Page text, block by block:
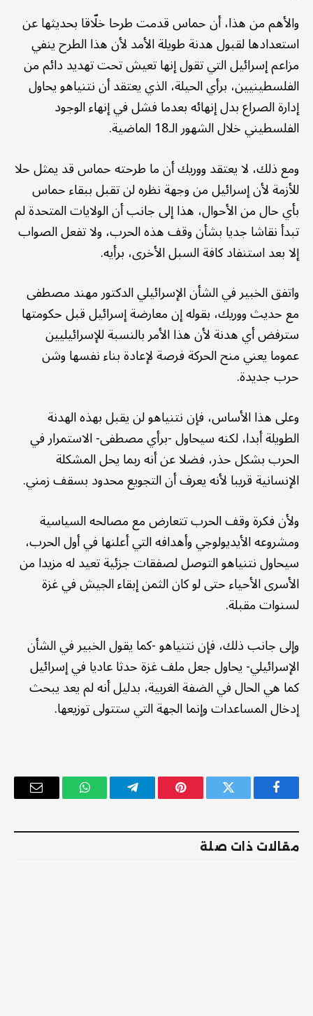
والأهم من هذا، أن حماس قدمت طرحا خلّاقا بحديثها عن
استعدادها لقبول هدنة طويلة الأمد لأن هذا الطرح ينفي
مزاعم إسرائيل التي تقول إنها تعيش تحت تهديد دائم من
الفلسطينيين، برأي الحيلة، الذي يعتقد أن نتنياهو يحاول
إدارة الصراع بدل إنهائه بعدما فشل في إنهاء الوجود
الفلسطيني خلال الشهور الـ18 الماضية.
ومع ذلك، لا يعتقد ووريك أن ما طرحته حماس قد يمثل حلا
للأزمة لأن إسرائيل من وجهة نظره لن تقبل ببقاء حماس
بأي حال من الأحوال، هذا إلى جانب أن الولايات المتحدة لم
تبدأ نقاشا جديا بشأن وقف هذه الحرب، ولا تفعل الصواب
إلا بعد استنفاد كافة السبل الأخرى، برأيه.
واتفق الخبير في الشأن الإسرائيلي الدكتور مهند مصطفى
مع حديث ووريك، بقوله إن معارضة إسرائيل قبل حكومتها
سترفض أي هدنة لأن هذا الأمر بالنسبة للإسرائيليين
عموما يعني منح الحركة فرصة لإعادة بناء نفسها وشن
حرب جديدة.
وعلى هذا الأساس، فإن نتنياهو لن يقبل بهذه الهدنة
الطويلة أبدا، لكنه سيحاول -برأي مصطفى- الاستمرار في
الحرب بشكل حذر، فضلا عن أنه ربما يحل المشكلة
الإنسانية قريبا لأنه يعرف أن التجويع محدود بسقف زمني.
ولأن فكرة وقف الحرب تتعارض مع مصالحه السياسية
ومشروعه الأيديولوجي وأهدافه التي أعلنها في أول الحرب،
سيحاول نتنياهو التوصل لصفقات جزئية تعيد له مزيدا من
الأسرى الأحياء حتى لو كان الثمن إبقاء الجيش في غزة
لسنوات مقبلة.
وإلى جانب ذلك، فإن نتنياهو -كما يقول الخبير في الشأن
الإسرائيلي- يحاول جعل ملف غزة حدثا عاديا في إسرائيل
كما هي الحال في الضفة الغربية، بدليل أنه لم يعد يبحث
إدخال المساعدات وإنما الجهة التي ستتولى توزيعها.
فيسبوك تويتر بينتيريستتيلقرام واتساب
البريد
مقالات ذات صلة